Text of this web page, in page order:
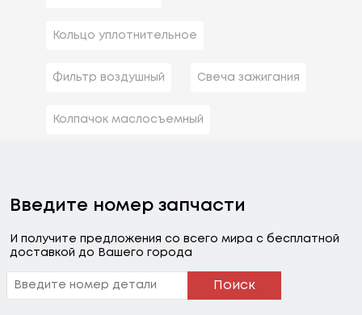
Кольцо уплотнительное
Фильтр воздушный Свеча зажигания
Колпачок маслосъемный
Введите номер запчасти
И получите предложения со всего мира с бесплатной
доставкой до Вашего города
Поиск